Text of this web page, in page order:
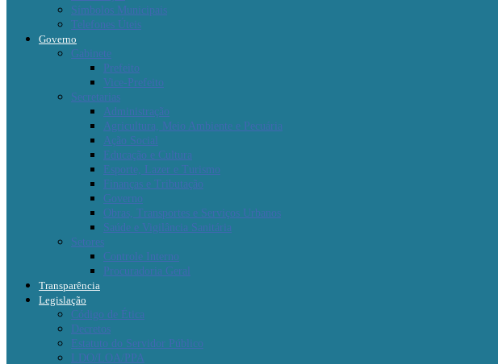
Símbolos Municipais
Telefones Úteis
Governo
Gabinete
Prefeito
Vice-Prefeito
Secretarias
Administração
Agricultura, Meio Ambiente e Pecuária
Ação Social
Educação e Cultura
Esporte, Lazer e Turismo
Finanças e Tributação
Governo
Obras, Transportes e Serviços Urbanos
Saúde e Vigilância Sanitária
Setores
Controle Interno
Procuradoria Geral
Transparência
Legislação
Código de Ética
Decretos
Estatuto do Servidor Público
LDO/LOA/PPA